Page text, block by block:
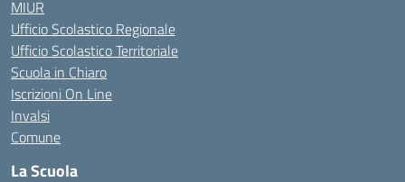
MIUR
Ufficio Scolastico Regionale
Ufficio Scolastico Territoriale
Scuola in Chiaro
Iscrizioni On Line
Invalsi
Comune
La Scuola